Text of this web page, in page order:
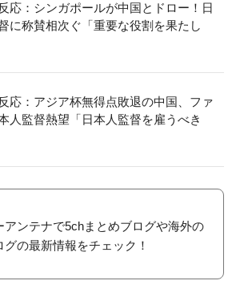
応：シンガポールが中国とドロー！日
に称賛相次ぐ「重要な役割を果たし
応：アジア杯無得点敗退の中国、ファ
人監督熱望「日本人監督を雇うべき
アンテナで5chまとめブログや海外の
グの最新情報をチェック！